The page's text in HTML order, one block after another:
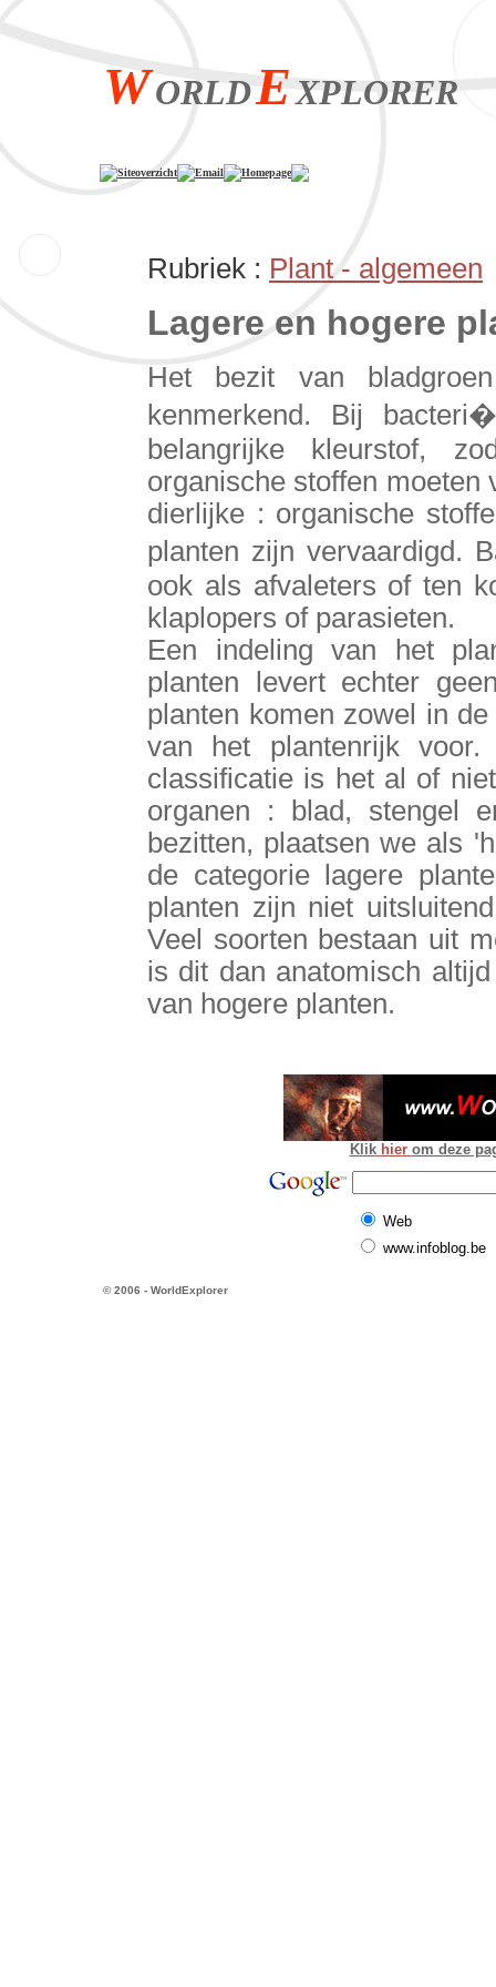
WORLDEXPLORER
Siteoverzicht Email Homepage
Rubriek : Plant - algemeen
Lagere en hogere
Het bezit van
kenmerkend. Bij
belangrijke kleurstof,
organische stoffen moeten
dierlijke : organische
planten zijn vervaardigd.
ook als afvaleters of ten
klaplopers of parasieten.
Een indeling van het
planten levert echter
planten komen zowel in
van het plantenrijk
classificatie is het al of
organen : blad, stengel
bezitten, plaatsen we als
de categorie lagere
planten zijn niet
Veel soorten bestaan uit
is dit dan anatomisch
van hogere planten.
Klik hier om deze
Web
www.infoblog.be
© 2006 - WorldExplorer